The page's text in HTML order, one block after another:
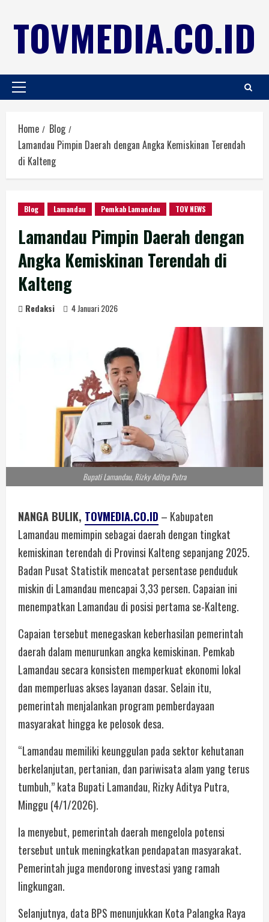
TOVMEDIA.CO.ID
Home
Blog
Lamandau Pimpin Daerah dengan Angka Kemiskinan Terendah
di Kalteng
Blog Lamandau Pemkab Lamandau TOV NEWS
Lamandau Pimpin Daerah dengan
Angka Kemiskinan Terendah di
Kalteng
Redaksi 4 Januari 2026
Bupati Lamandau, Rizky Aditya Putra
NANGA BULIK, TOVMEDIA.CO.ID – Kabupaten
Lamandau memimpin sebagai daerah dengan tingkat
kemiskinan terendah di Provinsi Kalteng sepanjang 2025.
Badan Pusat Statistik mencatat persentase penduduk
miskin di Lamandau mencapai 3,33 persen. Capaian ini
menempatkan Lamandau di posisi pertama se-Kalteng.
Capaian tersebut menegaskan keberhasilan pemerintah
daerah dalam menurunkan angka kemiskinan. Pemkab
Lamandau secara konsisten memperkuat ekonomi lokal
dan memperluas akses layanan dasar. Selain itu,
pemerintah menjalankan program pemberdayaan
masyarakat hingga ke pelosok desa.
“Lamandau memiliki keunggulan pada sektor kehutanan
berkelanjutan, pertanian, dan pariwisata alam yang terus
tumbuh,” kata Bupati Lamandau, Rizky Aditya Putra,
Minggu (4/1/2026).
Ia menyebut, pemerintah daerah mengelola potensi
tersebut untuk meningkatkan pendapatan masyarakat.
Pemerintah juga mendorong investasi yang ramah
lingkungan.
Selanjutnya, data BPS menunjukkan Kota Palangka Raya